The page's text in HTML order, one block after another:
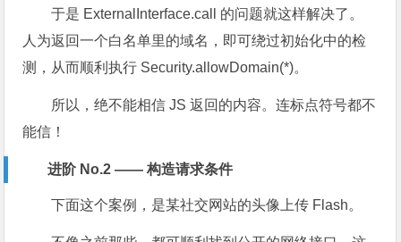
于是 ExternalInterface.call 的问题就这样解决了。
人为返回一个白名单里的域名，即可绕过初始化中的检
测，从而顺利执行 Security.allowDomain(*)。
所以，绝不能相信 JS 返回的内容。连标点符号都不
能信！
进阶 No.2 —— 构造请求条件
下面这个案例，是某社交网站的头像上传 Flash。